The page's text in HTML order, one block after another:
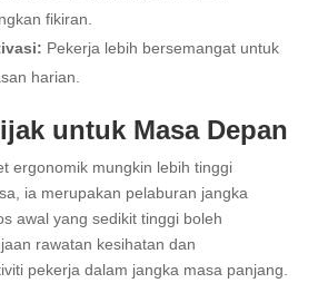
fikiran.
Pekerja lebih bersemangat untuk
harian.
untuk Masa Depan
ergonomik mungkin lebih tinggi
ia merupakan pelaburan jangka
awal yang sedikit tinggi boleh
rawatan kesihatan dan
pekerja dalam jangka masa panjang.